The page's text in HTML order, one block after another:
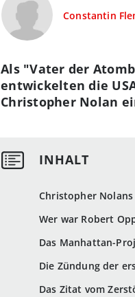
Constantin
Christopher
Wer war Robert
Das Manhattan-
Die Zündung der
Das Zitat vom
Als "Vater der
entwickelten die
Christopher Nolan